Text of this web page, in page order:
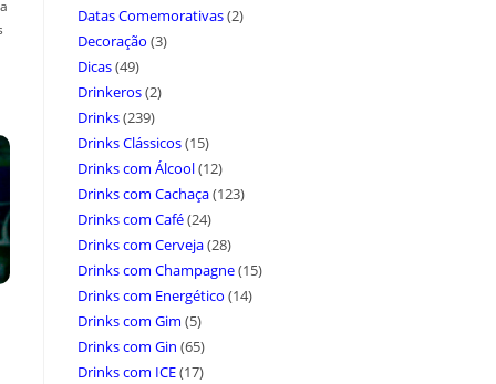
Datas Comemorativas(2)
Decoração (3)
Dicas(49)
Drinkeros(2)
Drinks(239)
Drinks Clássicos(15)
Drinks com Álcool(12)
Drinks com Cachaça(123)
Drinks com Café(24)
Drinks com Cerveja(28)
Drinks com Champagne(15)
Drinks com Energético (14)
Drinks com Gim (5)
Drinks com Gin (65)
Drinks com ICE(17)